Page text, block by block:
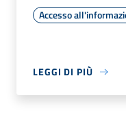
Accesso
LEGGI DI PIÙ